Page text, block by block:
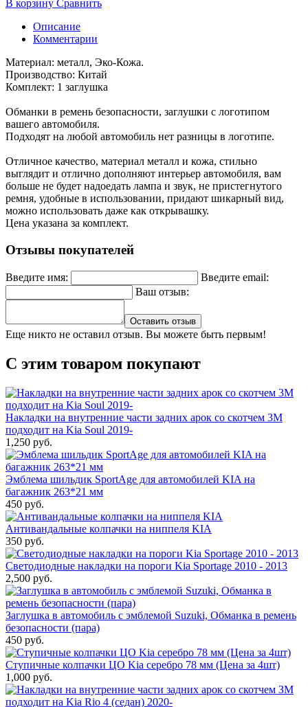
В корзину Сравнить
Описание
Комментарии
Материал: металл, Эко-Кожа.
Производство: Китай
Комплект: 1 заглушка
Обманки в ремень безопасности, заглушки с логотипом
вашего автомобиля.
Подходят на любой автомобиль нет разницы в логотипе.
Отличное качество, материал металл и кожа, стильно
выглядит и отлично дополняют интерьер автомобиля, вам
больше не будет надоедать лампа и звук, не пристегнутого
ремня, удобные в использовании, придают шикарный вид,
можно использовать даже как открывашку.
Цена указана за комплект.
Отзывы покупателей
Введите имя:
Введите email:
Ваш отзыв:
Оставить отзыв
Еще никто не оставил отзыв. Вы можете быть первым!
С этим товаром покупают
Накладки на внутренние части задних арок со скотчем 3M
подходит на Kia Soul 2019-
1,250 руб.
Эмблема шильдик SportAge для автомобилей KIA на
багажник 263*21 мм
450 руб.
Антивандальные колпачки на ниппеля KIA
350 руб.
Светодиодные накладки на пороги Kia Sportage 2010 - 2013
2,500 руб.
Заглушка в автомобиль с эмблемой Suzuki, Обманка в ремень
безопасности (пара)
450 руб.
Ступичные колпачки ЦО Kia серебро 78 мм (Цена за 4шт)
1,000 руб.